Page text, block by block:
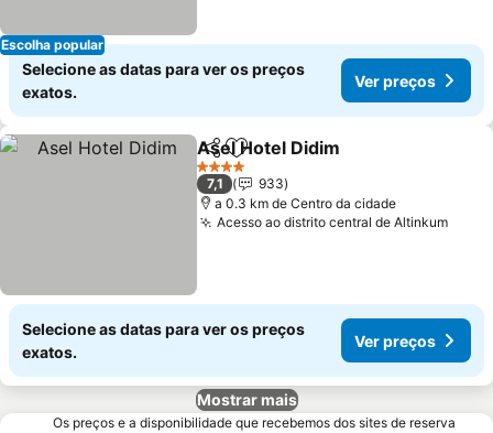
Escolha popular
Selecione as datas para ver os preços
exatos.
Ver preços
PartilharAdicionar aos favoritos
Asel Hotel Didim
4 Estrelas
7,1
933
a 0.3 km de Centro da cidade
Acesso ao distrito central de Altinkum
Selecione as datas para ver os preços
exatos.
Ver preços
Mostrar mais
Os preços e a disponibilidade que recebemos dos sites de reserva